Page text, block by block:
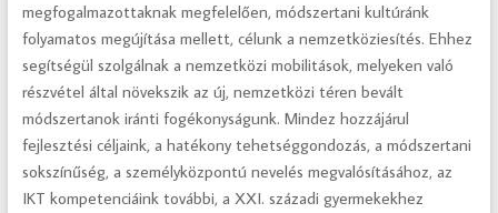
megfogalmazottaknak megfelelően, módszertani kultúránk
folyamatos megújítása mellett, célunk a nemzetköziesítés. Ehhez
segítségül szolgálnak a nemzetközi mobilitások, melyeken való
részvétel által növekszik az új, nemzetközi téren bevált
módszertanok iránti fogékonyságunk. Mindez hozzájárul
fejlesztési céljaink, a hatékony tehetséggondozás, a módszertani
sokszínűség, a személyközpontú nevelés megvalósításához, az
IKT kompetenciáink további, a XXI. századi gyermekekhez